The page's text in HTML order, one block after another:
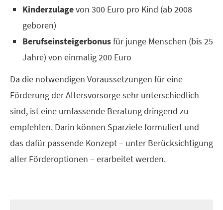
Kinderzulagevon 300 Euro pro Kind (ab 2008
geboren)
Berufseinsteigerbonusfür junge Menschen (bis 25
Jahre) von einmalig 200 Euro
Da die notwendigen Voraussetzungen für eine
Förderung der Alters­vorsorge sehr unterschiedlich
sind, ist eine umfassende Beratung dringend zu
empfehlen. Darin können Sparziele formuliert und
das dafür passende Konzept – unter Berücksichtigung
aller Förderoptionen – erarbeitet werden.